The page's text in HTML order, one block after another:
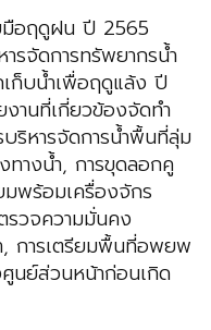
มือฤดูฝน ปี 2565
รจัดการทรัพยากรน้ำ
ก็บน้ำเพื่อฤดูแล้ง ปี
านที่เกี่ยวข้องจัดทำ
ริหารจัดการน้ำพื้นที่ลุ่ม
างน้ำ, การขุดลอกคู
พร้อมเครื่องจักร
รวจความมั่นคง
การเตรียมพื้นที่อพยพ
นย์ส่วนหน้าก่อนเกิด